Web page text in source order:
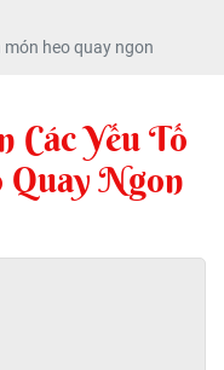
heo quay ngon
Yếu Tố
Ngon